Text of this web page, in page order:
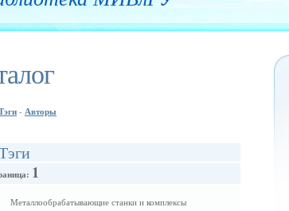
- Авторы
1
Металлообрабатывающие станки и комплексы